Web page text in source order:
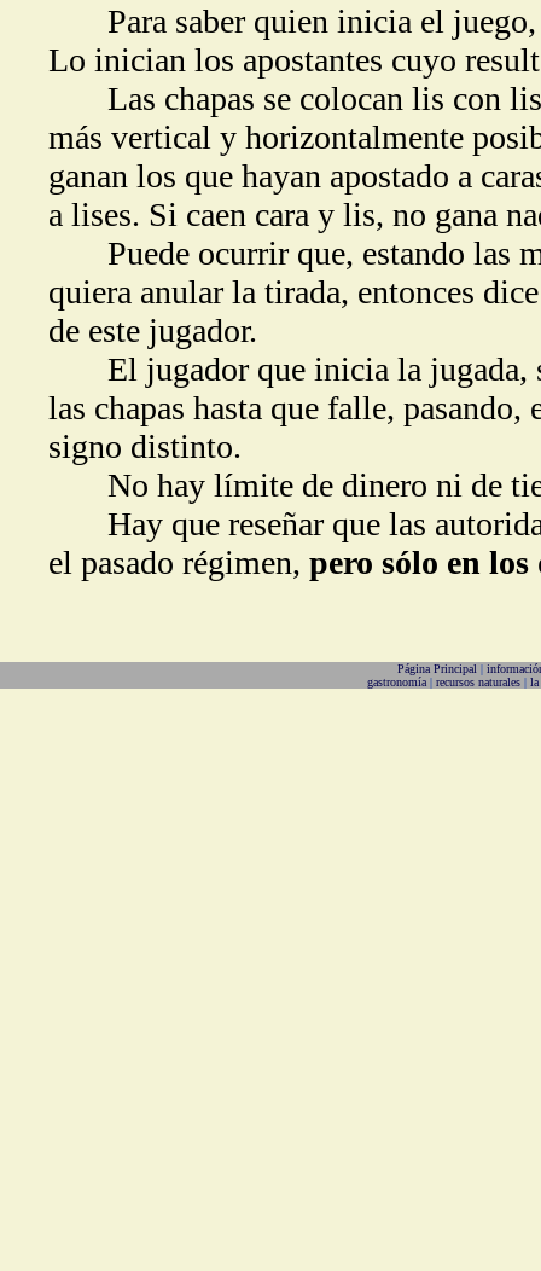
Para saber quien inicia el juego,
Lo inician los apostantes cuyo
Las chapas se colocan lis con lis
más vertical y horizontalmente
ganan los que hayan apostado a
a lises. Si caen cara y lis, no gana
Puede ocurrir que, estando las
quiera anular la tirada, entonces
de este jugador.
El jugador que inicia la jugada,
las chapas hasta que falle,
signo distinto.
No hay límite de dinero ni de
Hay que reseñar que las
el pasado régimen, pero sólo en los
Página Principal |
gastronomía | recursos naturales| la